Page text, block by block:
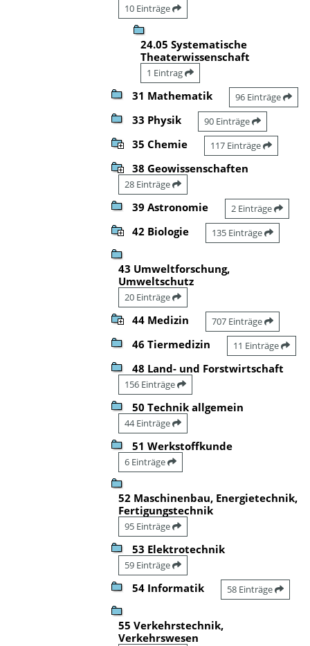
10 Einträge
24.05 Systematische
Theaterwissenschaft
1 Eintrag
31 Mathematik 96 Einträge
33 Physik 90 Einträge
35 Chemie 117 Einträge
38 Geowissenschaften
28 Einträge
39 Astronomie 2 Einträge
42 Biologie 135 Einträge
43 Umweltforschung,
Umweltschutz
20 Einträge
44 Medizin 707 Einträge
46 Tiermedizin 11 Einträge
48 Land- und Forstwirtschaft
156 Einträge
50 Technik allgemein
44 Einträge
51 Werkstoffkunde
6 Einträge
52 Maschinenbau, Energietechnik,
Fertigungstechnik
95 Einträge
53 Elektrotechnik
59 Einträge
54 Informatik 58 Einträge
55 Verkehrstechnik,
Verkehrswesen